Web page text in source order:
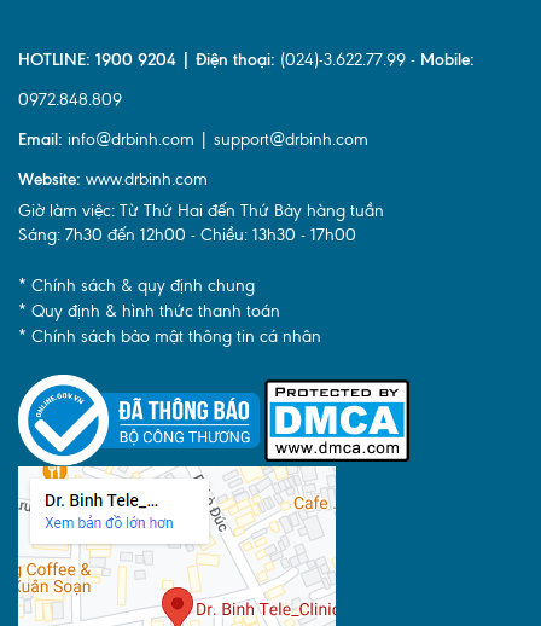
HOTLINE: 1900 9204 | Điện thoại: (024)-3.622.77.99 - Mobile:
0972.848.809
Email: info@drbinh.com | support@drbinh.com
Website: www.drbinh.com
Giờ làm việc: Từ Thứ Hai đến Thứ Bảy hàng tuần
Sáng: 7h30 đến 12h00 - Chiều: 13h30 - 17h00
* Chính sách & quy định chung
* Quy định & hình thức thanh toán
* Chính sách bảo mật thông tin cá nhân